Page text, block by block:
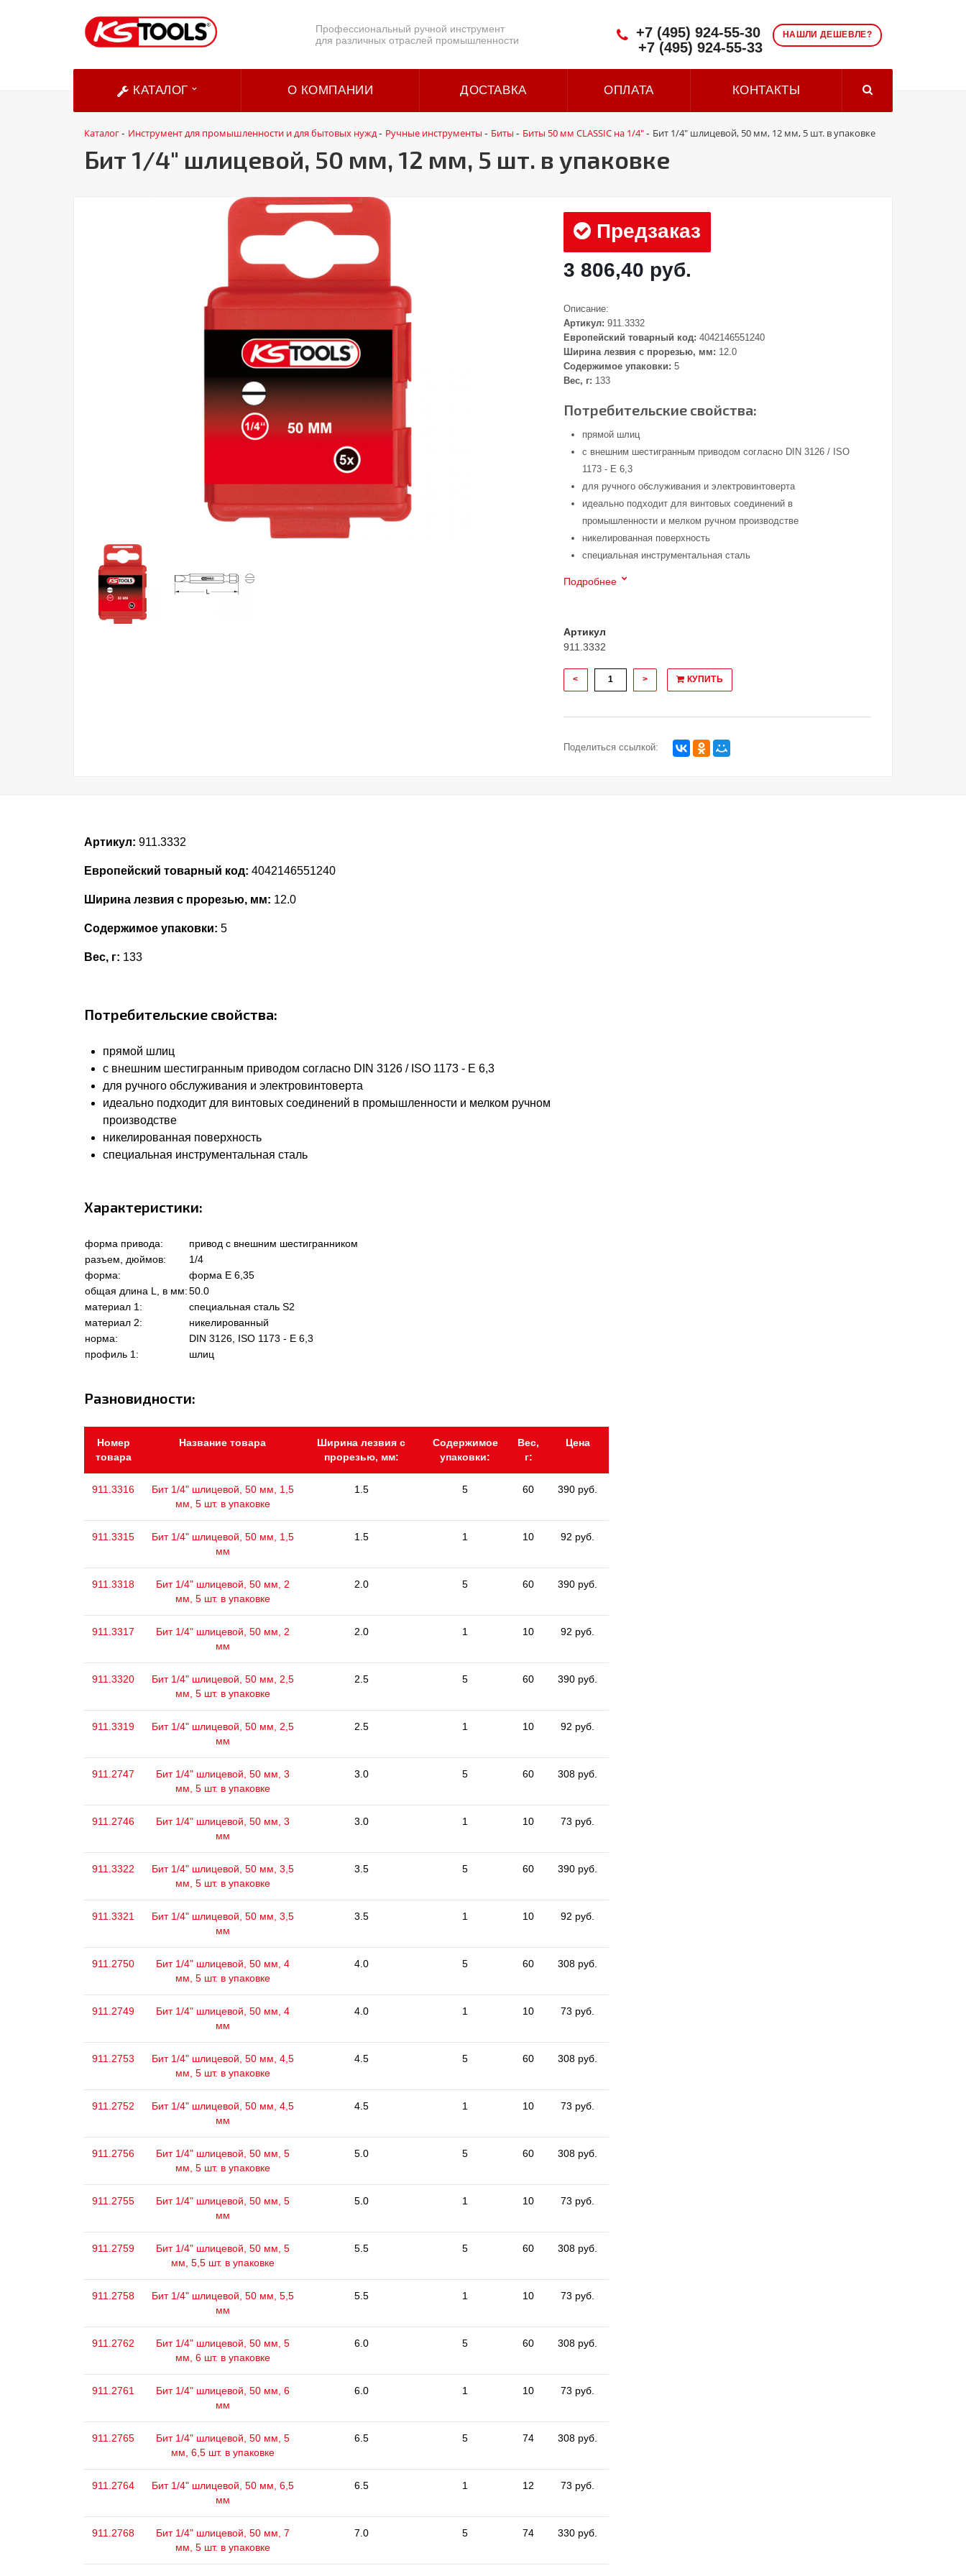
Профессиональный ручной инструмент
для различных отраслей промышленности
НАШЛИ ДЕШЕВЛЕ?
+7 (495) 924-55-30
+7 (495) 924-55-33
КАТАЛОГ О КОМПАНИИ ДОСТАВКА ОПЛАТА КОНТАКТЫ
Каталог- Инструмент для промышленности и для бытовых нужд- Ручные инструменты - Биты - Биты 50 мм CLASSIC на 1/4"- Бит 1/4" шлицевой, 50 мм, 12 мм, 5 шт. в упаковке
Бит 1/4" шлицевой, 50 мм, 12 мм, 5 шт. в упаковке
Предзаказ
3 806,40 руб.
Описание:
Артикул: 911.3332
Европейский товарный код: 4042146551240
Ширина лезвия с прорезью, мм: 12.0
Содержимое упаковки: 5
Вес, г: 133
Потребительские свойства:
прямой шлиц
с внешним шестигранным приводом согласно DIN 3126 / ISO
1173 - E 6,3
для ручного обслуживания и электровинтоверта
идеально подходит для винтовых соединений в
промышленности и мелком ручном производстве
никелированная поверхность
специальная инструментальная сталь
Подробнее
Артикул
911.3332
< > КУПИТЬ
Поделиться ссылкой:
Артикул: 911.3332
Европейский товарный код: 4042146551240
Ширина лезвия с прорезью, мм: 12.0
Содержимое упаковки: 5
Вес, г: 133
Потребительские свойства:
прямой шлиц
с внешним шестигранным приводом согласно DIN 3126 / ISO 1173 - E 6,3
для ручного обслуживания и электровинтоверта
идеально подходит для винтовых соединений в промышленности и мелком ручном
производстве
никелированная поверхность
специальная инструментальная сталь
Характеристики:
форма привода:
привод с внешним шестигранником
разъем, дюймов:
1/4
форма:
форма Е 6,35
общая длина L, в мм:50.0
материал 1:
специальная сталь S2
материал 2:
никелированный
норма:
DIN 3126, ISO 1173 - E 6,3
профиль 1:
шлиц
Разновидности:
Номер
товара
Название товара
Ширина лезвия с
прорезью, мм:
Содержимое
упаковки:
Вес,
г:
Цена
911.3316
Бит 1/4" шлицевой, 50 мм, 1,5
мм, 5 шт. в упаковке
1.5 5 60 390 руб.
911.3315
Бит 1/4" шлицевой, 50 мм, 1,5
мм
1.5 1 10 92 руб.
911.3318
Бит 1/4" шлицевой, 50 мм, 2
мм, 5 шт. в упаковке
2.0 5 60 390 руб.
911.3317
Бит 1/4" шлицевой, 50 мм, 2
мм
2.0 1 10 92 руб.
911.3320
Бит 1/4" шлицевой, 50 мм, 2,5
мм, 5 шт. в упаковке
2.5 5 60 390 руб.
911.3319
Бит 1/4" шлицевой, 50 мм, 2,5
мм
2.5 1 10 92 руб.
911.2747
Бит 1/4" шлицевой, 50 мм, 3
мм, 5 шт. в упаковке
3.0 5 60 308 руб.
911.2746
Бит 1/4" шлицевой, 50 мм, 3
мм
3.0 1 10 73 руб.
911.3322
Бит 1/4" шлицевой, 50 мм, 3,5
мм, 5 шт. в упаковке
3.5 5 60 390 руб.
911.3321
Бит 1/4" шлицевой, 50 мм, 3,5
мм
3.5 1 10 92 руб.
911.2750
Бит 1/4" шлицевой, 50 мм, 4
мм, 5 шт. в упаковке
4.0 5 60 308 руб.
911.2749
Бит 1/4" шлицевой, 50 мм, 4
мм
4.0 1 10 73 руб.
911.2753
Бит 1/4" шлицевой, 50 мм, 4,5
мм, 5 шт. в упаковке
4.5 5 60 308 руб.
911.2752
Бит 1/4" шлицевой, 50 мм, 4,5
мм
4.5 1 10 73 руб.
911.2756
Бит 1/4" шлицевой, 50 мм, 5
мм, 5 шт. в упаковке
5.0 5 60 308 руб.
911.2755
Бит 1/4" шлицевой, 50 мм, 5
мм
5.0 1 10 73 руб.
911.2759
Бит 1/4" шлицевой, 50 мм, 5
мм, 5,5 шт. в упаковке
5.5 5 60 308 руб.
911.2758
Бит 1/4" шлицевой, 50 мм, 5,5
мм
5.5 1 10 73 руб.
911.2762
Бит 1/4" шлицевой, 50 мм, 5
мм, 6 шт. в упаковке
6.0 5 60 308 руб.
911.2761
Бит 1/4" шлицевой, 50 мм, 6
мм
6.0 1 10 73 руб.
911.2765
Бит 1/4" шлицевой, 50 мм, 5
мм, 6,5 шт. в упаковке
6.5 5 74 308 руб.
911.2764
Бит 1/4" шлицевой, 50 мм, 6,5
мм
6.5 1 12 73 руб.
911.2768
Бит 1/4" шлицевой, 50 мм, 7
мм, 5 шт. в упаковке
7.0 5 74 330 руб.